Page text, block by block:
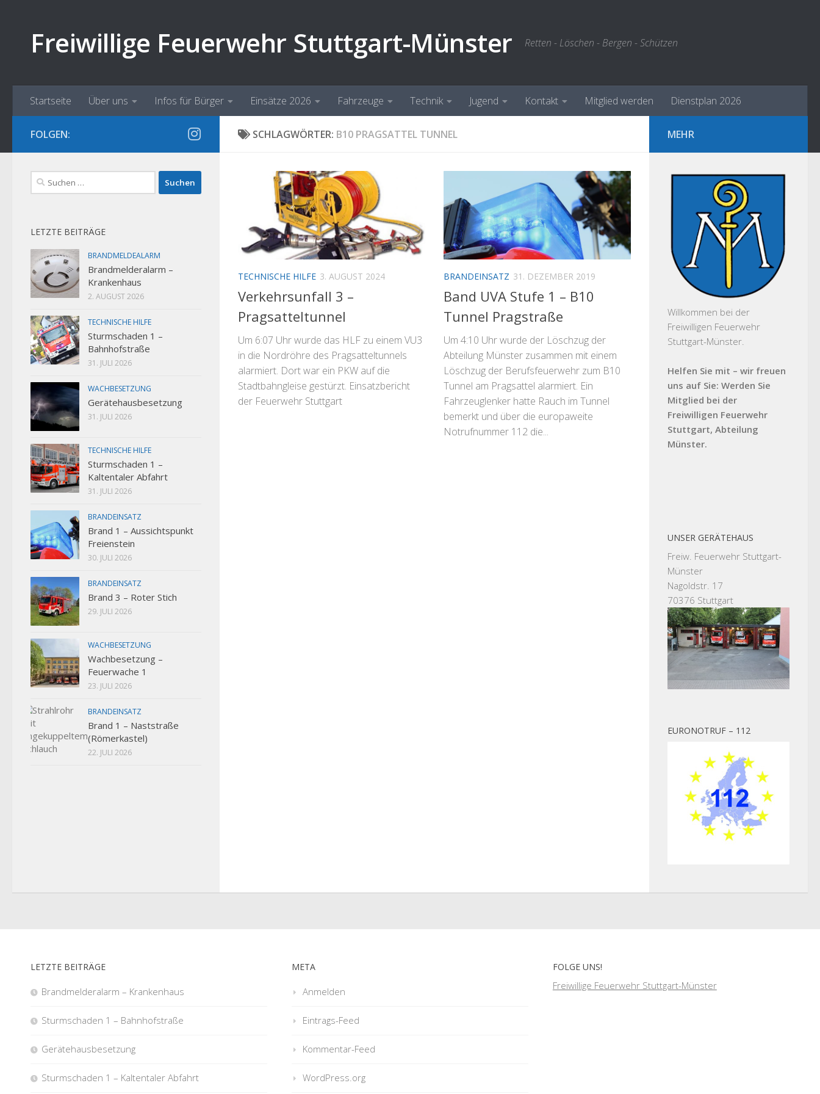
Freiwillige Feuerwehr Stuttgart-Münster Retten - Löschen - Bergen - Schützen
Startseite Über uns Infos für Bürger Einsätze 2026 Fahrzeuge Technik Jugend Kontakt Mitglied werden Dienstplan 2026
SCHLAGWÖRTER: B10 PRAGSATTEL TUNNEL
TECHNISCHE HILFE 3. AUGUST 2024
Verkehrsunfall 3 –
Pragsatteltunnel
Um 6:07 Uhr wurde das HLF zu einem VU3
in die Nordröhre des Pragsatteltunnels
alarmiert. Dort war ein PKW auf die
Stadtbahngleise gestürzt. Einsatzbericht
der Feuerwehr Stuttgart
BRANDEINSATZ 31. DEZEMBER 2019
Band UVA Stufe 1 – B10
Tunnel Pragstraße
Um 4:10 Uhr wurde der Löschzug der
Abteilung Münster zusammen mit einem
Löschzug der Berufsfeuerwehr zum B10
Tunnel am Pragsattel alarmiert. Ein
Fahrzeuglenker hatte Rauch im Tunnel
bemerkt und über die europaweite
Notrufnummer 112 die...
FOLGEN:
Suchen
nach:
LETZTE BEITRÄGE
BRANDMELDEALARM
Brandmelderalarm –
Krankenhaus
2. AUGUST 2026
TECHNISCHE HILFE
Sturmschaden 1 –
Bahnhofstraße
31. JULI 2026
WACHBESETZUNG
Gerätehausbesetzung
31. JULI 2026
TECHNISCHE HILFE
Sturmschaden 1 –
Kaltentaler Abfahrt
31. JULI 2026
BRANDEINSATZ
Brand 1 – Aussichtspunkt
Freienstein
30. JULI 2026
BRANDEINSATZ
Brand 3 – Roter Stich
29. JULI 2026
WACHBESETZUNG
Wachbesetzung –
Feuerwache 1
23. JULI 2026
BRANDEINSATZ
Brand 1 – Naststraße
(Römerkastel)
22. JULI 2026
MEHR
Willkommen bei der
Freiwilligen Feuerwehr
Stuttgart-Münster.
Helfen Sie mit – wir freuen
uns auf Sie: Werden Sie
Mitglied bei der
Freiwilligen Feuerwehr
Stuttgart, Abteilung
Münster.
UNSER GERÄTEHAUS
Freiw. Feuerwehr Stuttgart-
Münster
Nagoldstr. 17
70376 Stuttgart
EURONOTRUF – 112
LETZTE BEITRÄGE
Brandmelderalarm – Krankenhaus
Sturmschaden 1 – Bahnhofstraße
Gerätehausbesetzung
Sturmschaden 1 – Kaltentaler Abfahrt
META
Anmelden
Eintrags-Feed
Kommentar-Feed
WordPress.org
FOLGE UNS!
Freiwillige Feuerwehr Stuttgart-Münster